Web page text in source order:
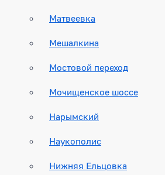
Матвеевка
Мешалкина
Мостовой переход
Мочищенское шоссе
Нарымский
Наукополис
Нижняя Ельцовка